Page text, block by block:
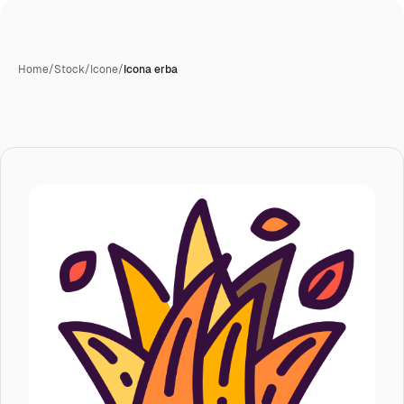
Home/Stock/Icone/Icona erba